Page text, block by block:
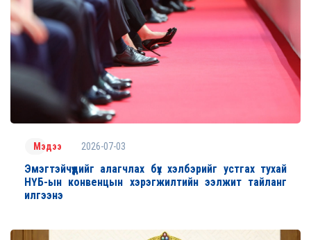
Мэдээ 2026-07-03
Эмэгтэйчүүдийг алагчлах бүх хэлбэрийг устгах тухай
НҮБ-ын конвенцын хэрэгжилтийн ээлжит тайланг
илгээнэ